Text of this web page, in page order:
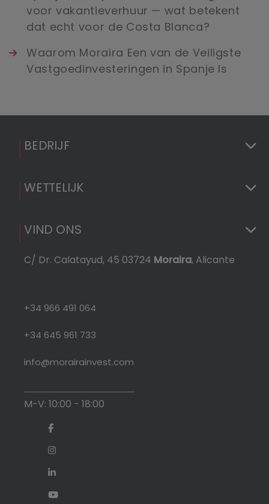
voor vakantieverhuur — wat betekent
dat echt voor de Costa Blanca?
Waarom Moraira Een van de Veiligste
Vastgoedinvesteringen in Spanje Is
BEDRIJF
WETTELIJK
VIND ONS
C/ Dr. Calatayud, 45 03724 Moraira, Alicante
+34 966 491 064
+34 645 961 733
info@morairainvest.com
M-V: 10:00 - 18:00